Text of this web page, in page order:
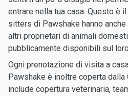
entrare nella tua casa. Questo è
sitters di Pawshake hanno
altri proprietari di animali
pubblicamente disponibili sul
Ogni prenotazione di visita a
Pawshake è inoltre coperta dalla
include copertura veterinaria,